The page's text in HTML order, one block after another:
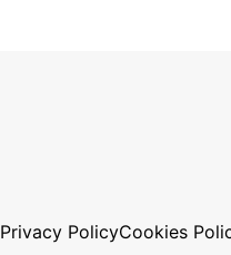
Privacy PolicyCookies